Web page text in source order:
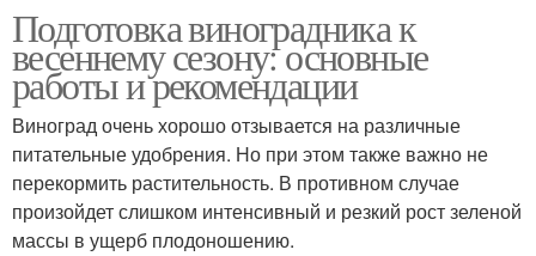
Подготовка виноградника к
весеннему сезону: основные
работы и рекомендации
Виноград очень хорошо отзывается на различные
питательные удобрения. Но при этом также важно не
перекормить растительность. В противном случае
произойдет слишком интенсивный и резкий рост зеленой
массы в ущерб плодоношению.